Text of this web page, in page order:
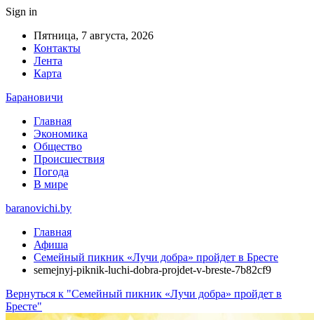
Sign in
Пятница, 7 августа, 2026
Контакты
Лента
Карта
Барановичи
Главная
Экономика
Общество
Происшествия
Погода
В мире
baranovichi.by
Главная
Афиша
Семейный пикник «Лучи добра» пройдет в Бресте
semejnyj-piknik-luchi-dobra-projdet-v-breste-7b82cf9
Вернуться к "Семейный пикник «Лучи добра» пройдет в
Бресте"